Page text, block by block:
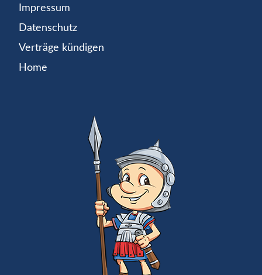
Impressum
Datenschutz
Verträge kündigen
Home